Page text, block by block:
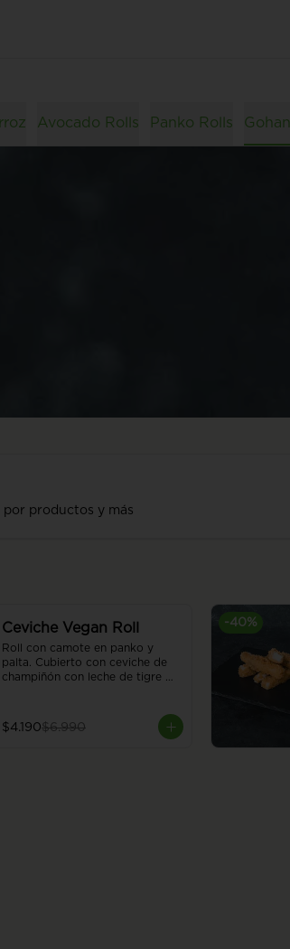
Avocado Rolls Panko Rolls Gohan
por productos y más
Ceviche Vegan Roll
Roll con camote en panko y
palta. Cubierto con ceviche de
champiñón con leche de tigre
$4.190$6.990
-40%